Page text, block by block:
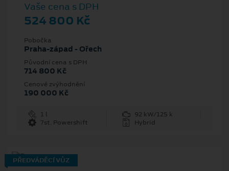
Vaše cena s DPH
524 800 Kč
Pobočka
Praha-západ - Ořech
Původní cena s DPH
714 800 Kč
Cenové zvýhodnění
190 000 Kč
1 l
92 kW/125 k
7st. Powershift
Hybrid
PŘEDVÁDĚCÍ VŮZ